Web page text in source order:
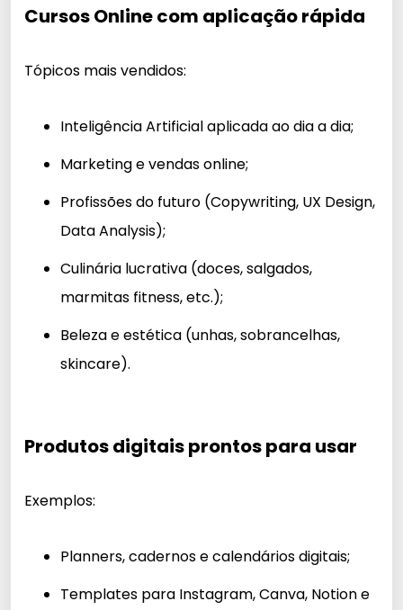
Cursos Online com aplicação rápida
Tópicos mais vendidos:
Inteligência Artificial aplicada ao dia a dia;
Marketing e vendas online;
Profissões do futuro (Copywriting, UX Design,
Data Analysis);
Culinária lucrativa (doces, salgados,
marmitas fitness, etc.);
Beleza e estética (unhas, sobrancelhas,
skincare).
Produtos digitais prontos para usar
Exemplos:
Planners, cadernos e calendários digitais;
Templates para Instagram, Canva, Notion e